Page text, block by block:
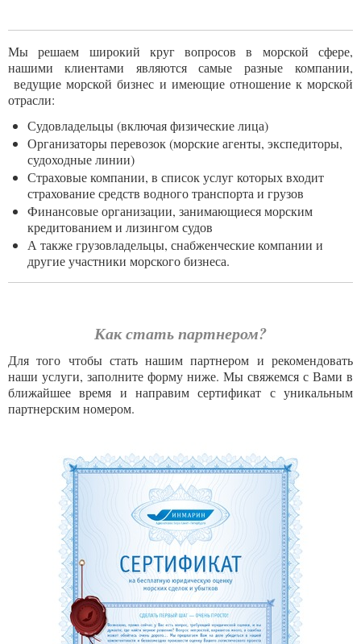
Мы решаем широкий круг вопросов в морской сфере,
нашими клиентами являются самые разные компании,
ведущие морской бизнес и имеющие отношение к морской
отрасли:
Судовладельцы (включая физические лица)
Организаторы перевозок (морские агенты, экспедиторы,
судоходные линии)
Страховые компании, в список услуг которых входит
страхование средств водного транспорта и грузов
Финансовые организации, занимающиеся морским
кредитованием и лизингом судов
А также грузовладельцы, снабженческие компании и
другие участники морского бизнеса.
Как стать партнером?
Для того чтобы стать нашим партнером и рекомендовать
наши услуги, заполните форму ниже. Мы свяжемся с Вами в
ближайшее время и направим сертификат с уникальным
партнерским номером.